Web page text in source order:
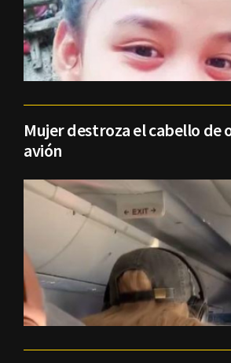
Mujer destroza el cabello de
avión